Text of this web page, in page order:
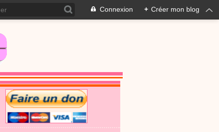
Connexion + Créer mon blog